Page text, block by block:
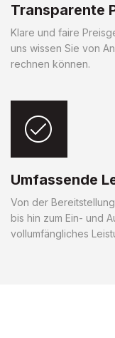
Transparente
Klare und faire
uns wissen Sie von
rechnen können.
Umfassende
Von der
bis hin zum Ein- und
vollumfängliches